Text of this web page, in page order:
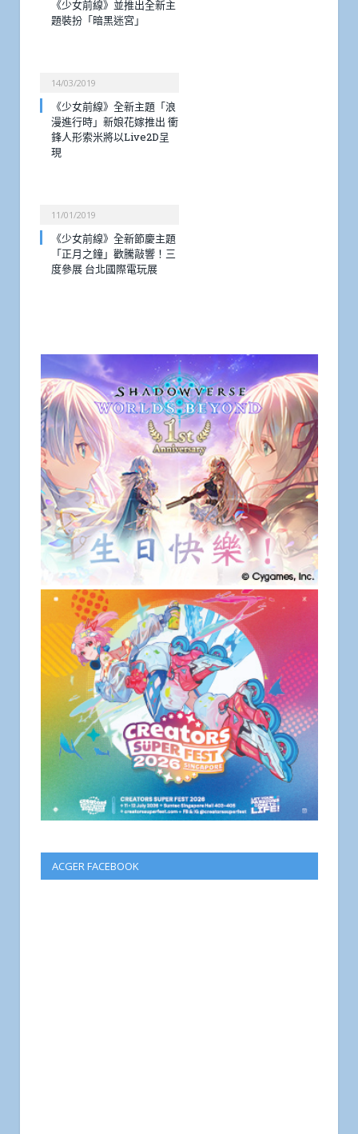
《少女前線》並推出全新主
題裝扮「暗黑迷宮」
14/03/2019
《少女前線》全新主題「浪
漫進行時」新娘花嫁推出 衝
鋒人形索米將以Live2D呈
現
11/01/2019
《少女前線》全新節慶主題
「正月之鐘」歡騰敲響！三
度參展 台北國際電玩展
ACGER FACEBOOK